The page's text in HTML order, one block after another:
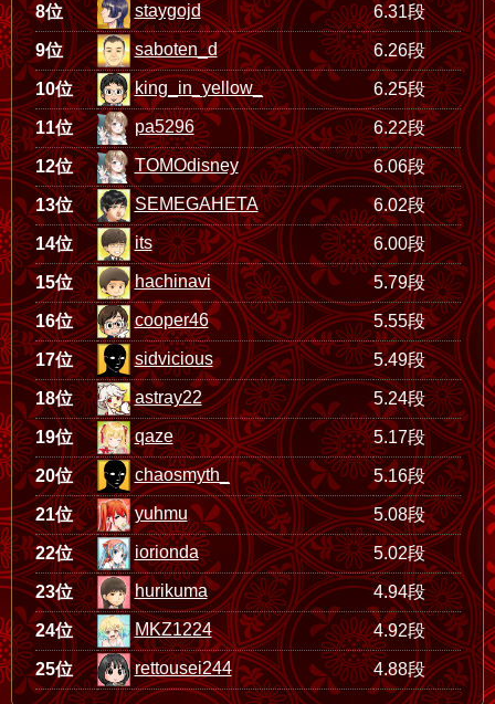
8位 staygojd 6.31段
9位 saboten_d 6.26段
10位 king_in_yellow_ 6.25段
11位 pa5296 6.22段
12位 TOMOdisney 6.06段
13位 SEMEGAHETA 6.02段
14位 its 6.00段
15位 hachinavi 5.79段
16位 cooper46 5.55段
17位 sidvicious 5.49段
18位 astray22 5.24段
19位 qaze 5.17段
20位 chaosmyth_ 5.16段
21位 yuhmu 5.08段
22位 iorionda 5.02段
23位 hurikuma 4.94段
24位 MKZ1224 4.92段
25位 rettousei244 4.88段